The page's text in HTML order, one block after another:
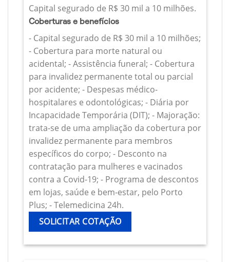
Capital segurado de R$ 30 mil a 10 milhões.
Coberturas e benefícios
- Capital segurado de R$ 30 mil a 10 milhões;
- Cobertura para morte natural ou
acidental; - Assistência funeral; - Cobertura
para invalidez permanente total ou parcial
por acidente; - Despesas médico-
hospitalares e odontológicas; - Diária por
Incapacidade Temporária (DIT); - Majoração:
trata-se de uma ampliação da cobertura por
invalidez permanente para membros
específicos do corpo; - Desconto na
contratação para mulheres e vacinados
contra a Covid-19; - Programa de descontos
em lojas, saúde e bem-estar, pelo Porto
Plus; - Telemedicina 24h.
SOLICITAR COTAÇÃO